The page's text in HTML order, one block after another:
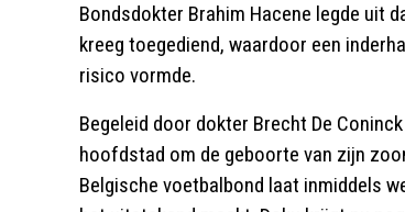
Bondsdokter Brahim Hacene legde uit
kreeg toegediend, waardoor een
risico vormde.
Begeleid door dokter Brecht De
hoofdstad om de geboorte van zijn
Belgische voetbalbond laat inmiddels